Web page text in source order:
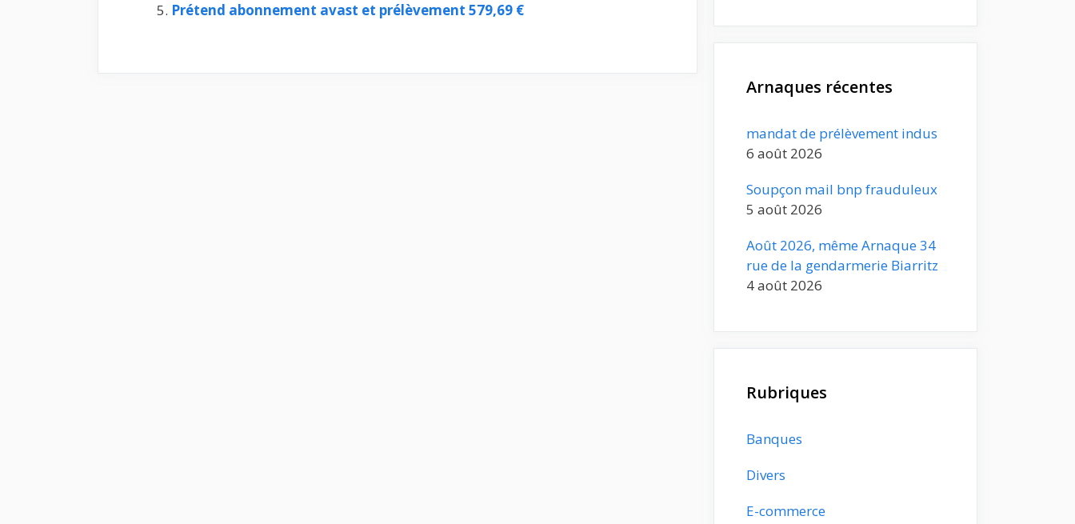
Prétend abonnement avast et prélèvement 579,69 €
Arnaques récentes
mandat de prélèvement indus
6 août 2026
Soupçon mail bnp frauduleux
5 août 2026
Août 2026, même Arnaque 34
rue de la gendarmerie Biarritz
4 août 2026
Rubriques
Banques
Divers
E-commerce